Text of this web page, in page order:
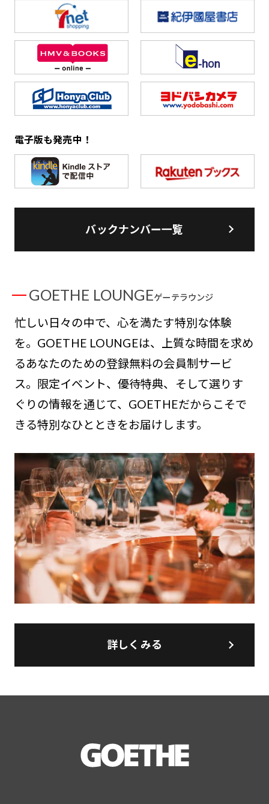
電子版も発売中！
バックナンバー一覧
GOETHE LOUNGEゲーテラウンジ
忙しい日々の中で、心を満たす特別な体験
を。GOETHE LOUNGEは、上質な時間を求め
るあなたのための登録無料の会員制サービ
ス。限定イベント、優待特典、そして選りす
ぐりの情報を通じて、GOETHEだからこそで
きる特別なひとときをお届けします。
詳しくみる